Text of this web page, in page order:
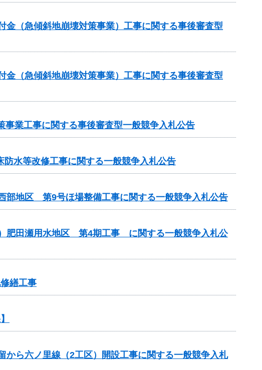
（急傾斜地崩壊対策事業）工事に関する事後審査型
（急傾斜地崩壊対策事業）工事に関する事後審査型
業工事に関する事後審査型一般競争入札公告
防水等改修工事に関する一般競争入札公告
地区 第9号ほ場整備工事に関する一般競争入札公告
肥田瀬用水地区 第4期工事 に関する一般競争入札公
繕工事
ら六ノ里線（2工区）開設工事に関する一般競争入札